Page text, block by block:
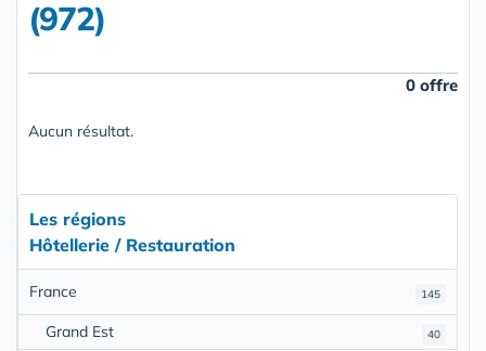
(972)
0 offre
Aucun résultat.
Les régions
Hôtellerie / Restauration
145
France
40
Grand Est